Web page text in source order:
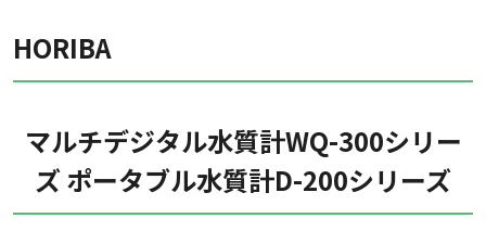
HORIBA
マルチデジタル水質計WQ-300シリー
ズ ポータブル水質計D-200シリーズ